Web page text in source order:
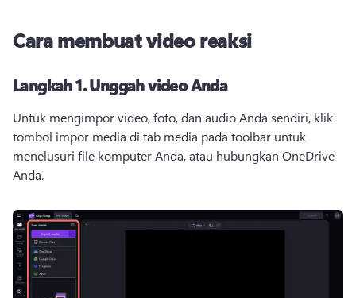
Cara membuat video reaksi
Langkah 1.Unggah video Anda
Untuk mengimpor video, foto, dan audio Anda sendiri, klik
tombol impor media di tab media pada toolbar untuk
menelusuri file komputer Anda, atau hubungkan OneDrive
Anda.